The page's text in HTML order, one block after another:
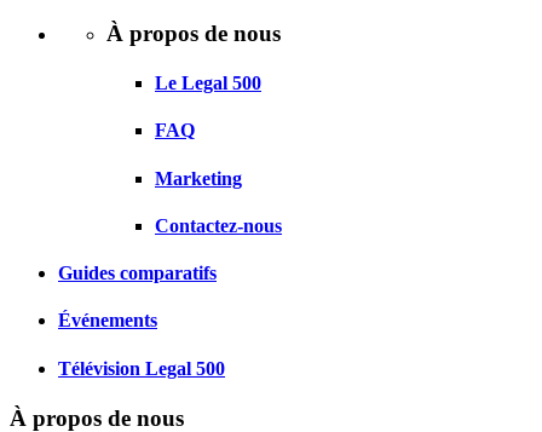
À propos de nous
Le Legal 500
FAQ
Marketing
Contactez-nous
Guides comparatifs
Événements
Télévision Legal 500
À propos de nous